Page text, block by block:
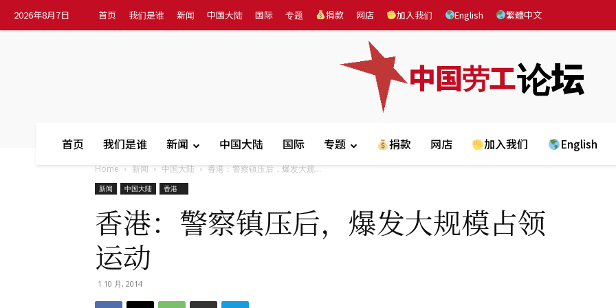
2026年8月7日 首页 我们是谁 新闻 中国大陆 国际 专题 捐款 网店 加入我们 English 繁體中文
中国劳工论坛
首页 我们是谁 新闻 中国大陆 国际 专题 捐款 网店 加入我们 English
Home 新闻 中国大陆 香港：警察镇压后，爆发大规...
新闻 中国大陆 香港
香港：警察镇压后，爆发大规模占领
运动
1 10 月, 2014